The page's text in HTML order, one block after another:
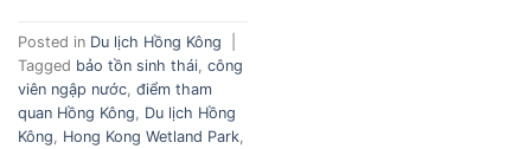
Posted in Du lịch Hồng Kông
Tagged bảo tồn sinh thái công
viên ngập nước điểm tham
quan Hồng Kông
Du lịch Hồng
Kông
Hong Kong Wetland Park